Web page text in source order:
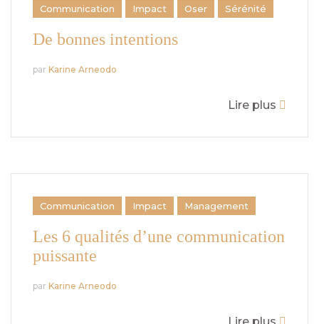
Communication Impact Oser Sérénité
De bonnes intentions
par Karine Arneodo
Lire plus
Communication Impact Management
Les 6 qualités d’une communication
puissante
par Karine Arneodo